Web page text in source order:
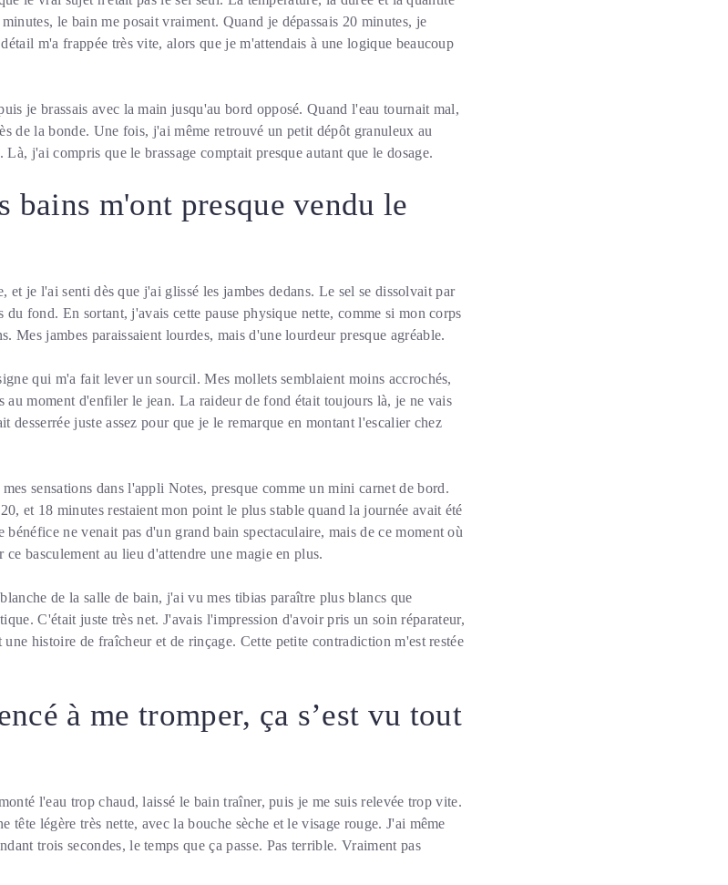
le bain me posait vraiment. Quand je dépassais 20 minutes, je
m'a frappée très vite, alors que je m'attendais à une logique beaucoup
je brassais avec la main jusqu'au bord opposé. Quand l'eau tournait mal,
de la bonde. Une fois, j'ai même retrouvé un petit dépôt granuleux au
j'ai compris que le brassage comptait presque autant que le dosage.
bains m'ont presque vendu le
et je l'ai senti dès que j'ai glissé les jambes dedans. Le sel se dissolvait par
fond. En sortant, j'avais cette pause physique nette, comme si mon corps
Mes jambes paraissaient lourdes, mais d'une lourdeur presque agréable.
qui m'a fait lever un sourcil. Mes mollets semblaient moins accrochés,
au moment d'enfiler le jean. La raideur de fond était toujours là, je ne vais
desserrée juste assez pour que je le remarque en montant l'escalier chez
sensations dans l'appli Notes, presque comme un mini carnet de bord.
et 18 minutes restaient mon point le plus stable quand la journée avait été
ne venait pas d'un grand bain spectaculaire, mais de ce moment où
basculement au lieu d'attendre une magie en plus.
de la salle de bain, j'ai vu mes tibias paraître plus blancs que
C'était juste très net. J'avais l'impression d'avoir pris un soin réparateur,
histoire de fraîcheur et de rinçage. Cette petite contradiction m'est restée
à me tromper, ça s’est vu tout
l'eau trop chaud, laissé le bain traîner, puis je me suis relevée trop vite.
tête légère très nette, avec la bouche sèche et le visage rouge. J'ai même
trois secondes, le temps que ça passe. Pas terrible. Vraiment pas